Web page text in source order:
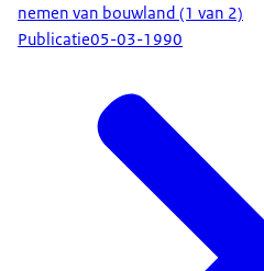
nemen van bouwland (1 van 2)
Publicatie05-03-1990